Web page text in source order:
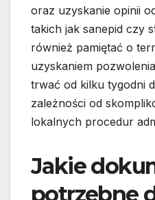
oraz uzyskanie opinii
takich jak sanepid czy
również pamiętać o
uzyskaniem
trwać od kilku tygodni
zależności od
lokalnych procedur
Jakie
potrzebne